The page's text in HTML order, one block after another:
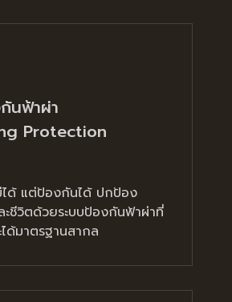
นฟ้าผ่า
Protection
ได้ แต่ป้องกันได้ ปกป้อง
ชีวิตด้วยระบบป้องกันฟ้าผ่าที่
ด้มาตรฐานสากล